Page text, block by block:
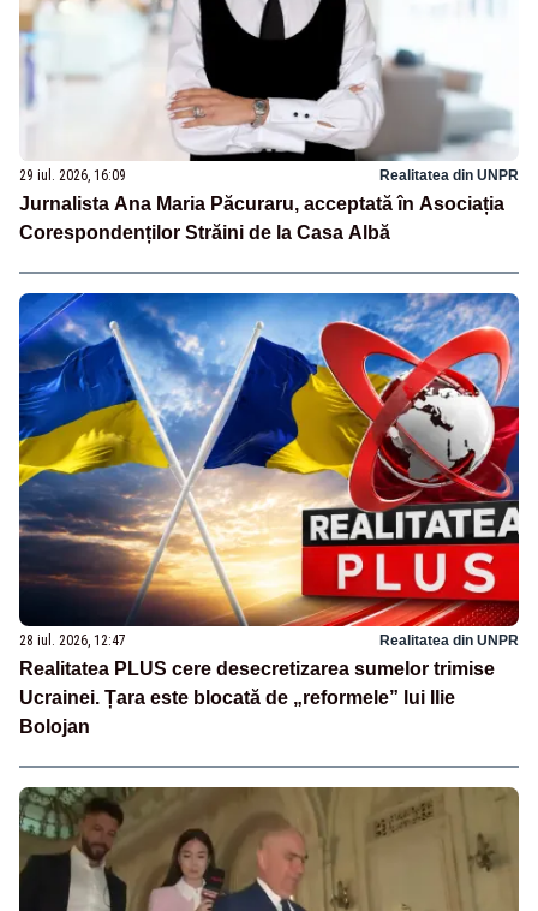
29 iul. 2026, 16:09 Realitatea din UNPR
Jurnalista Ana Maria Păcuraru, acceptată în Asociația
Corespondenților Străini de la Casa Albă
28 iul. 2026, 12:47 Realitatea din UNPR
Realitatea PLUS cere desecretizarea sumelor trimise
Ucrainei. Țara este blocată de „reformele” lui Ilie
Bolojan